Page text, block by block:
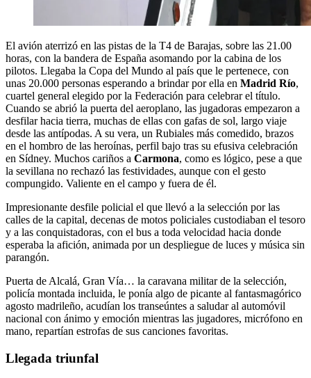
El avión aterrizó en las pistas de la T4 de Barajas, sobre las 21.00
horas, con la bandera de España asomando por la cabina de los
pilotos. Llegaba la Copa del Mundo al país que le pertenece, con
unas 20.000 personas esperando a brindar por ella en Madrid Río,
cuartel general elegido por la Federación para celebrar el título.
Cuando se abrió la puerta del aeroplano, las jugadoras empezaron a
desfilar hacia tierra, muchas de ellas con gafas de sol, largo viaje
desde las antípodas. A su vera, un Rubiales más comedido, brazos
en el hombro de las heroínas, perfil bajo tras su efusiva celebración
en Sídney. Muchos cariños a Carmona, como es lógico, pese a que
la sevillana no rechazó las festividades, aunque con el gesto
compungido. Valiente en el campo y fuera de él.
Impresionante desfile policial el que llevó a la selección por las
calles de la capital, decenas de motos policiales custodiaban el tesoro
y a las conquistadoras, con el bus a toda velocidad hacia donde
esperaba la afición, animada por un despliegue de luces y música sin
parangón.
Puerta de Alcalá, Gran Vía… la caravana militar de la selección,
policía montada incluida, le ponía algo de picante al fantasmagórico
agosto madrileño, acudían los transeúntes a saludar al automóvil
nacional con ánimo y emoción mientras las jugadores, micrófono en
mano, repartían estrofas de sus canciones favoritas.
Llegada triunfal